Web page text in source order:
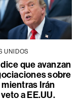
UNIDOS
que avanzan
sobre
Irán
a EE.UU.